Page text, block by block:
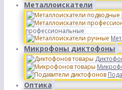
Металлоискатели
профессиональные
Микрофоны диктофоны
Оптика